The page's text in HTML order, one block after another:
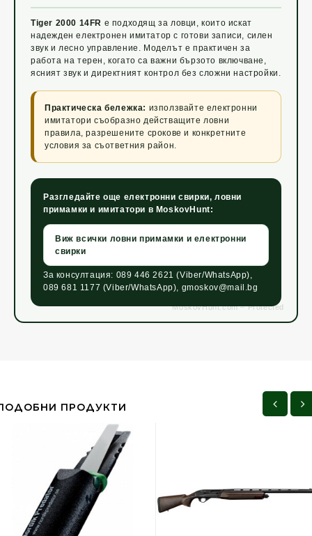
Tiger 2000 14FR е подходящ за ловци, които искат
надежден електронен имитатор с готови записи, силен
звук и лесно управление. Моделът е практичен за
работа на терен, когато са важни бързото включване,
ясният звук и директният контрол без сложни настройки.
Практическа бележка: използвайте електронни
имитатори съобразно действащите ловни
правила, разрешените срокове и конкретните
условия за съответния район.
Разгледайте още електронни свирки, ловни
примамки и имитатори в MoskovHunt:
Виж всички ловни примамки и електронни
свирки
За консултация: 089 446 2621 (Viber/WhatsApp),
089 681 1177 (Viber/WhatsApp), gmoskov@mail.bg
ПРОДУКТИ